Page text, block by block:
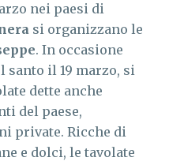
nei paesi di
si organizzano le
. In occasione
santo il 19 marzo, si
dette anche
del paese,
private. Ricche di
e dolci, le tavolate